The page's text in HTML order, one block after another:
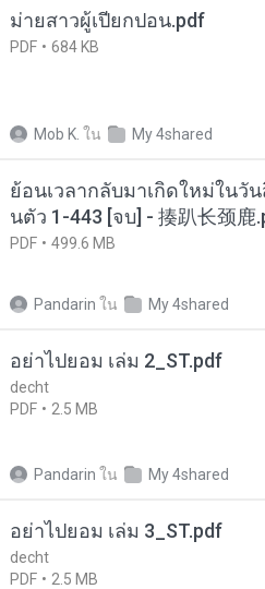
ม่ายสาวผู้เปียกปอน.pdf
PDF 684 KB
Mob K. ใน My 4shared
ย้อนเวลากลับมาเกิดใหม่ในวั
นตัว 1-443 [จบ] - 揍趴长颈鹿
PDF 499.6 MB
Pandarin ใน My 4shared
อย่าไปยอม เล่ม 2_ST.pdf
decht
PDF
2.5 MB
Pandarin ใน My 4shared
อย่าไปยอม เล่ม 3_ST.pdf
decht
PDF
2.5 MB